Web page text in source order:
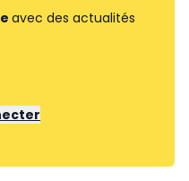
avec des actualités